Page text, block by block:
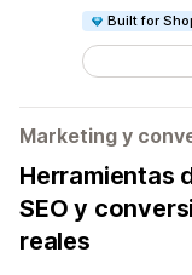
Built for
Marketing y
Herramientas
SEO y
reales